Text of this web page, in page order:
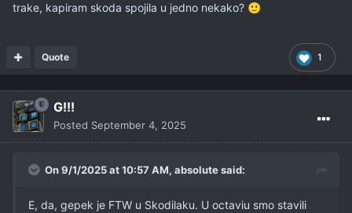
trake, kapiram skoda spojila u jedno nekako? 🙂
1
Quote
G!!!
Posted September 4, 2025
On 9/1/2025 at 10:57 AM, absolutesaid:
E, da, gepek je FTW u Skodilaku. U octaviu smo stavili